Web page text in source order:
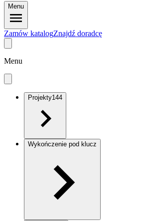
Menu
Zamów katalogZnajdź doradcę
Menu
Projekty144
Wykończenie pod klucz